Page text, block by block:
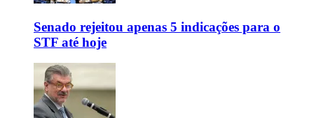
Senado rejeitou apenas 5 indicações para o
STF até hoje